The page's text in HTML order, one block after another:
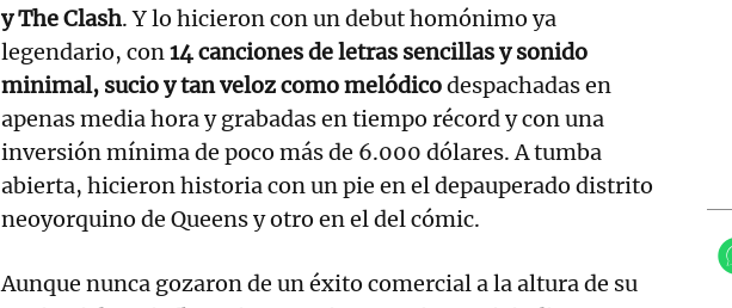
y The Clash. Y lo hicieron con un debut homónimo ya
legendario, con14 canciones de letras sencillas y sonido
minimal, sucio y tan veloz como melódicodespachadas en
apenas media hora y grabadas en tiempo récord y con una
inversión mínima de poco más de 6.000 dólares. A tumba
abierta, hicieron historia con un pie en el depauperado distrito
neoyorquino de Queens y otro en el del cómic.
Aunque nunca gozaron de un éxito comercial a la altura de su